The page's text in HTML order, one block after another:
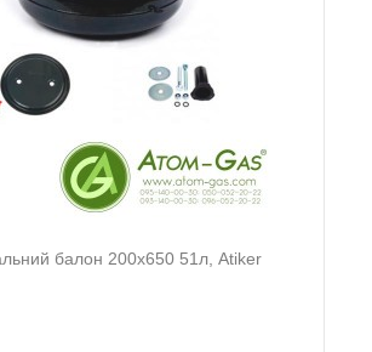
балон 200х650 51л, Atiker